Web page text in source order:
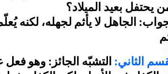
يحتفل بعيد الميلاد؟
الجاهل لا يأثم لجهله، لكنه
الثاني: التشبّه الجائز: وهو